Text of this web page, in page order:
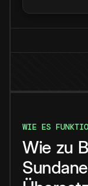
WIE ES
Wie zu